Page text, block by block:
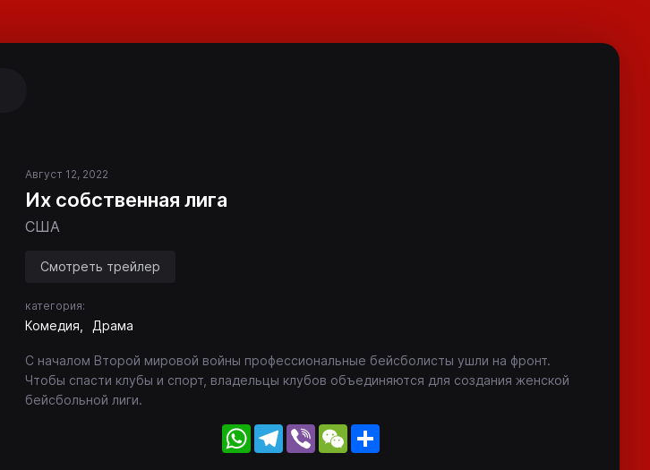
Август 12, 2022
Их собственная лига
США
Смотреть трейлер
категория:
Комедия Драма
С началом Второй мировой войны профессиональные бейсболисты ушли на фронт.
Чтобы спасти клубы и спорт, владельцы клубов объединяются для создания женской
бейсбольной лиги.
WhatsApp
Telegram
Viber WeChat